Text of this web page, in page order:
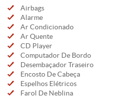
Airbags
Alarme
Ar Condicionado
Ar Quente
CD Player
Computador De Bordo
Desembaçador Traseiro
Encosto De Cabeça
Espelhos Elétricos
Farol De Neblina